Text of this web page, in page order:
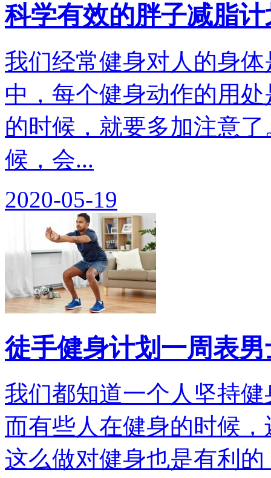
科学有效的胖子减脂
我们经常健身对人的身
中，每个健身动作的用
的时候，就要多加注意
候，会...
2020-05-19
徒手健身计划一周表
我们都知道一个人坚持
而有些人在健身的时候
这么做对健身也是有利